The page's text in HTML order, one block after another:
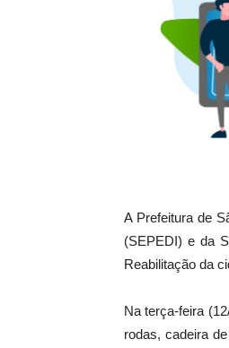
A Prefeitura de
(SEPEDI) e da
Reabilitação da
Na terça-feira
rodas, cadeira